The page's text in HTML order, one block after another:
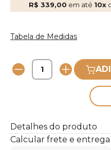
R$ 339,00 em até 10x
Tabela de Medidas
Detalhes do produto
Calcular frete e entrega